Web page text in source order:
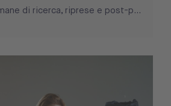
di ricerca, riprese e post-p...